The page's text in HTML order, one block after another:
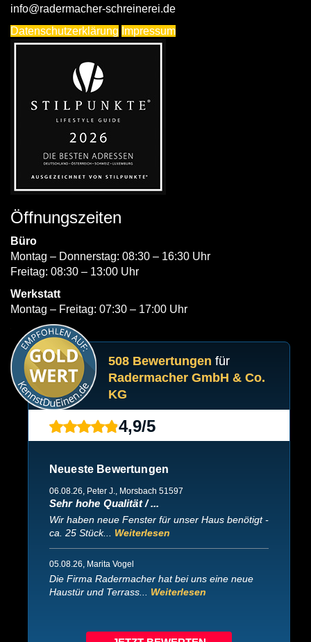
info@radermacher-schreinerei.de
Datenschutzerklärung Impressum
Öffnungszeiten
Büro
Montag – Donnerstag: 08:30 – 16:30 Uhr
Freitag: 08:30 – 13:00 Uhr
Werkstatt
Montag – Freitag: 07:30 – 17:00 Uhr
508 Bewertungen für
Radermacher GmbH & Co.
KG
4,9/5
Neueste Bewertungen
06.08.26, Peter J., Morsbach 51597
Sehr hohe Qualität / ...
Wir haben neue Fenster für unser Haus benötigt -
ca. 25 Stück... Weiterlesen
05.08.26, Marita Vogel
Die Firma Radermacher hat bei uns eine neue
Haustür und Terrass... Weiterlesen